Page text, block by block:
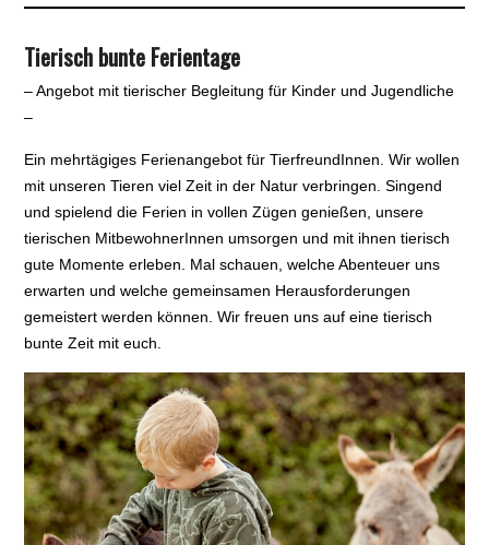
Tierisch bunte Ferientage
– Angebot mit tierischer Begleitung für Kinder und Jugendliche
–
Ein mehrtägiges Ferienangebot für TierfreundInnen. Wir wollen
mit unseren Tieren viel Zeit in der Natur verbringen. Singend
und spielend die Ferien in vollen Zügen genießen, unsere
tierischen MitbewohnerInnen umsorgen und mit ihnen tierisch
gute Momente erleben. Mal schauen, welche Abenteuer uns
erwarten und welche gemeinsamen Herausforderungen
gemeistert werden können. Wir freuen uns auf eine tierisch
bunte Zeit mit euch.